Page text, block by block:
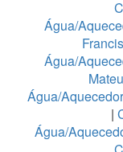
Água/
Água/
Água/
|
Água/